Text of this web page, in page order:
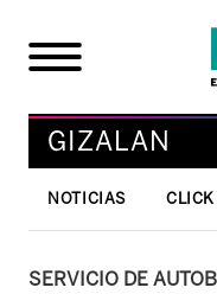
GIZALAN
NOTICIAS CLICK
SERVICIO DE